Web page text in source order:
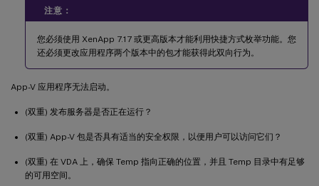
注意：
您必须使用 XenApp 7.17 或更高版本才能利用快捷方式枚举功能。您
还必须更改应用程序两个版本中的包才能获得此双向行为。
App-V 应用程序无法启动。
(双重) 发布服务器是否正在运行？
(双重) App-V 包是否具有适当的安全权限，以便用户可以访问它们？
(双重) 在 VDA 上，确保 Temp 指向正确的位置，并且 Temp 目录中有足够
的可用空间。